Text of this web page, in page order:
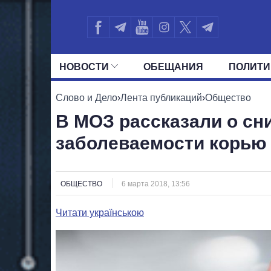
НОВОСТИ ОБЕЩАНИЯ
ВСЕ ПОЛИТИКИ ПРЕЗИДЕНТ И
Слово и Дело›Лента публикаций›Общество
В МОЗ рассказали о
заболеваемости корью
ОБЩЕСТВО 6 марта 2018, 13:56
Читати українською